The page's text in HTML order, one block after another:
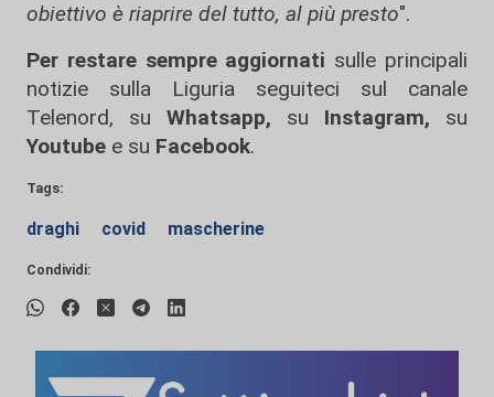
obiettivo è riaprire del tutto, al più presto".
Per restare sempre aggiornati sulle principali
notizie sulla Liguria seguiteci sul canale
Telenord, su
Whatsapp, su Instagram, su
Youtube e su Facebook.
Tags:
draghi covid mascherine
Condividi: